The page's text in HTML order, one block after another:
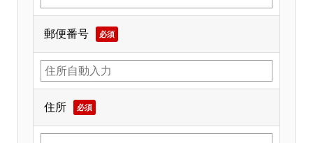
郵便番号 必須
住所 必須